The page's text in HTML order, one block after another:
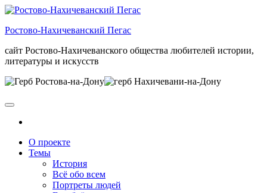
Skip
the
Ростово-Нахичеванский Пегас
сайт Ростово-Нахичеванского общества любителей истории,
литературы и искусств
О проекте
Темы
История
Всё обо всем
Портреты людей